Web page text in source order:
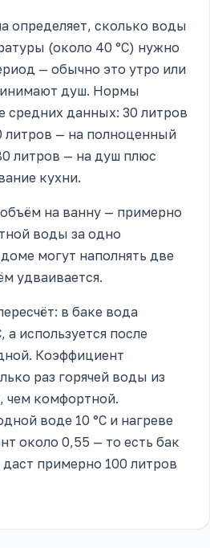
определяет, сколько воды
(около 40 °C) нужно
— обычно это утро или
душ. Нормы
средних данных: 30 литров
— на полноценный
литров — на душ плюс
кухни.
на ванну — примерно
воды за одно
могут наполнять две
удваивается.
в баке вода
а используется после
Коэффициент
раз горячей воды из
чем комфортной.
воде 10 °C и нагреве
около 0,55 — то есть бак
примерно 100 литров